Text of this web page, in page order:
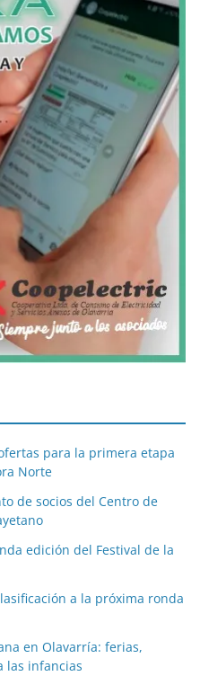
para la primera etapa
Norte
de socios del Centro de
edición del Festival de la
a la próxima ronda
en Olavarría: ferias,
las infancias